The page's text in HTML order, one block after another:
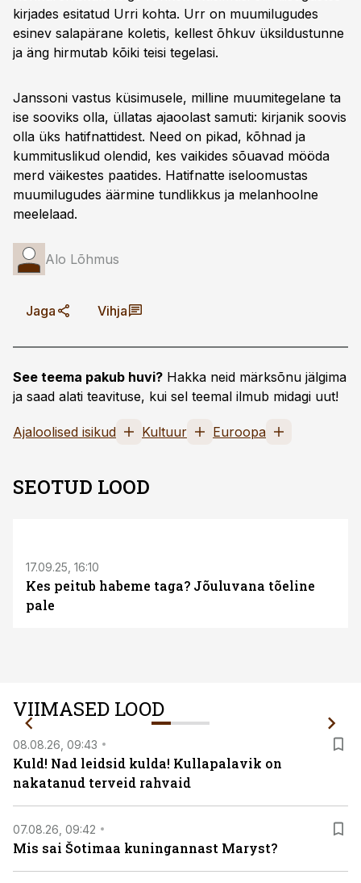
kirjades esitatud Urri kohta. Urr on muumilugudes
esinev salapärane koletis, kellest õhkuv üksildustunne
ja äng hirmutab kõiki teisi tegelasi.
Janssoni vastus küsimusele, milline muumitegelane ta
ise sooviks olla, üllatas ajaoolast samuti: kirjanik soovis
olla üks hatifnattidest. Need on pikad, kõhnad ja
kummituslikud olendid, kes vaikides sõuavad mööda
merd väikestes paatides. Hatifnatte iseloomustas
muumilugudes äärmine tundlikkus ja melanhoolne
meelelaad.
Alo Lõhmus
Jaga Vihja
See teema pakub huvi? Hakka neid märksõnu jälgima
ja saad alati teavituse, kui sel teemal ilmub midagi uut!
Ajaloolised isikud Kultuur Euroopa
SEOTUD LOOD
17.09.25, 16:10
Kes peitub habeme taga? Jõuluvana tõeline
pale
VIIMASED LOOD
08.08.26, 09:43
Kuld! Nad leidsid kulda! Kullapalavik on
nakatanud terveid rahvaid
07.08.26, 09:42
Mis sai Šotimaa kuningannast Maryst?